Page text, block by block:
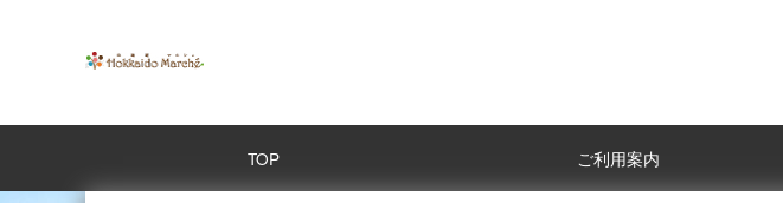
TOP ご利用案内